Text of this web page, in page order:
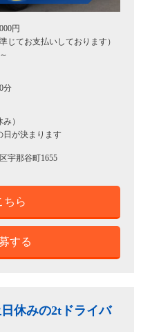
円
じてお支払いしております）
分
）
が決まります
宇那谷町1655
ちら
する
休みの2tドライバ